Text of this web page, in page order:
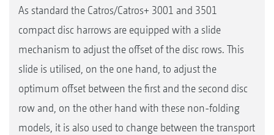
As standard the Catros/Catros+ 3001 and 3501
compact disc harrows are equipped with a slide
mechanism to adjust the offset of the disc rows. This
slide is utilised, on the one hand, to adjust the
optimum offset between the first and the second disc
row and, on the other hand with these non-folding
models, it is also used to change between the transport